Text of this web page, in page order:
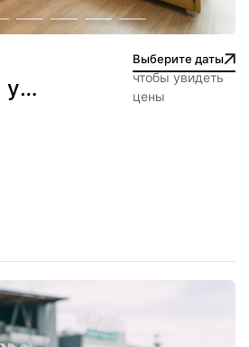
у
Выберите даты
чтобы увидеть
цены